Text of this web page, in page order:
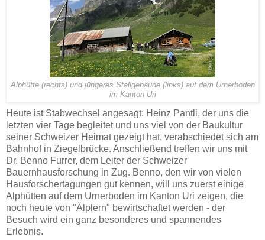
Alphütte (rechts) und jüngeres Stallgebäude (links) auf dem Urnerboden
im Kanton Uri
Heute ist Stabwechsel angesagt: Heinz Pantli, der uns die
letzten vier Tage begleitet und uns viel von der Baukultur
seiner Schweizer Heimat gezeigt hat, verabschiedet sich am
Bahnhof in Ziegelbrücke. Anschließend treffen wir uns mit
Dr. Benno Furrer, dem Leiter der Schweizer
Bauernhausforschung in Zug. Benno, den wir von vielen
Hausforschertagungen gut kennen, will uns zuerst einige
Alphütten auf dem Urnerboden im Kanton Uri zeigen, die
noch heute von "Älplern" bewirtschaftet werden - der
Besuch wird ein ganz besonderes und spannendes
Erlebnis.